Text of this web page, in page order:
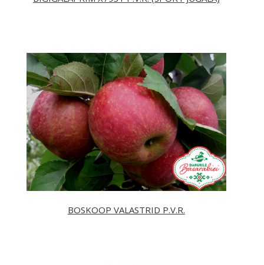
BOSKOOP VALASTRID P.V.R.